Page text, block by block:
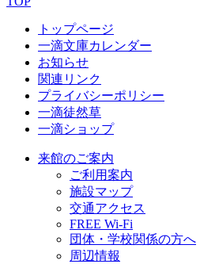
トップページ
一滴文庫カレンダー
お知らせ
関連リンク
プライバシーポリシー
一滴徒然草
一滴ショップ
来館のご案内
ご利用案内
施設マップ
交通アクセス
FREE Wi-Fi
団体・学校関係の方へ
周辺情報